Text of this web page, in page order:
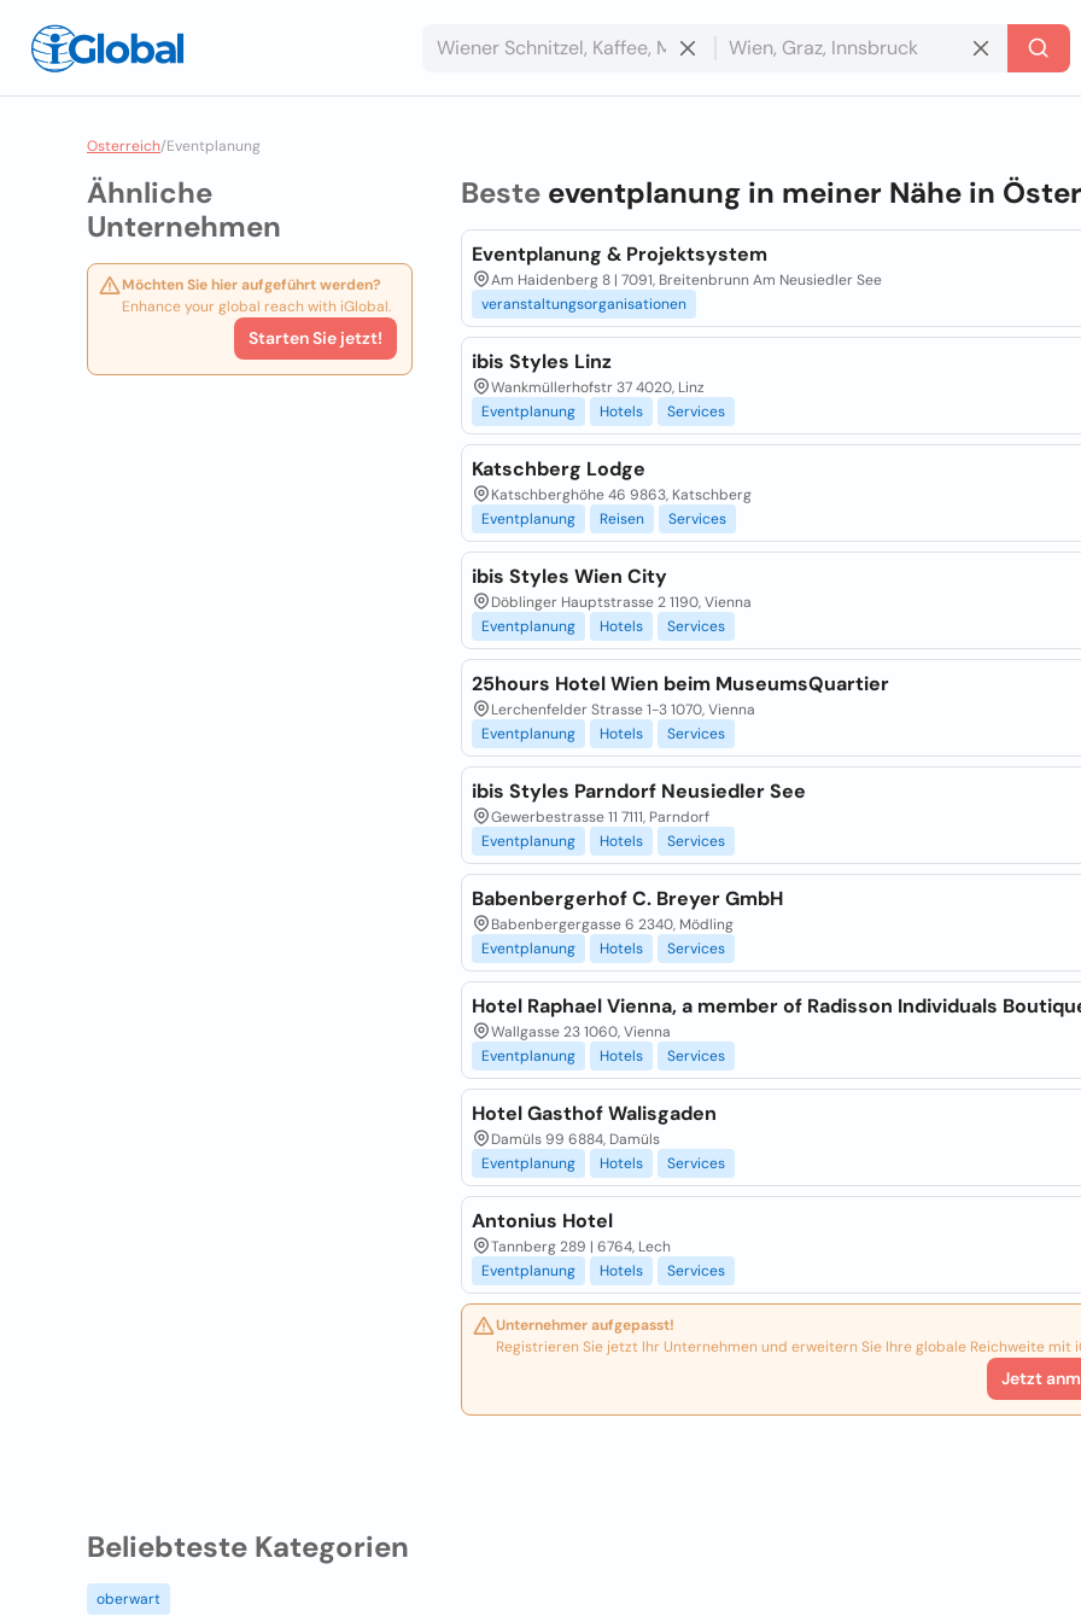
Osterreich/Eventplanung
Ähnliche
Unternehmen
Möchten Sie hier aufgeführt werden?
Enhance your global reach with iGlobal.
Starten Sie jetzt!
Beste eventplanung in meiner Nähe in
Eventplanung & Projektsystem
Am Haidenberg 8 | 7091, Breitenbrunn Am Neusiedler See
veranstaltungsorganisationen
ibis Styles Linz
Wankmüllerhofstr 37 4020, Linz
Eventplanung
Hotels Services
Katschberg Lodge
Katschberghöhe 46 9863, Katschberg
Eventplanung
Reisen Services
ibis Styles Wien City
Döblinger Hauptstrasse 2 1190, Vienna
Eventplanung
Hotels Services
25hours Hotel Wien beim MuseumsQuartier
Lerchenfelder Strasse 1-3 1070, Vienna
Eventplanung
Hotels Services
ibis Styles Parndorf Neusiedler See
Gewerbestrasse 11 7111, Parndorf
Eventplanung
Hotels Services
Babenbergerhof C. Breyer GmbH
Babenbergergasse 6 2340, Mödling
Eventplanung
Hotels Services
Hotel Raphael Vienna, a member of Radisson Individuals
Wallgasse 23 1060, Vienna
Eventplanung
Hotels Services
Hotel Gasthof Walisgaden
Damüls 99 6884, Damüls
Eventplanung
Hotels Services
Antonius Hotel
Tannberg 289 | 6764, Lech
Eventplanung
Hotels Services
Unternehmer aufgepasst!
Registrieren Sie jetzt Ihr Unternehmen und erweitern Sie Ihre globale Reichweite mit
Jetzt
Beliebteste Kategorien
oberwart